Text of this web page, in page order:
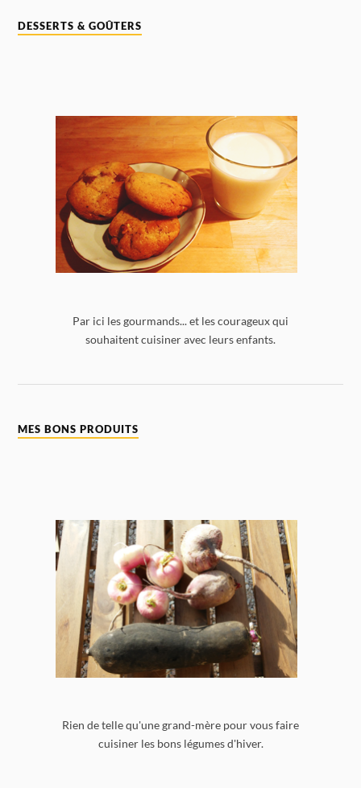
DESSERTS & GOÛTERS
Par ici les gourmands... et les courageux qui
souhaitent cuisiner avec leurs enfants.
MES BONS PRODUITS
Rien de telle qu'une grand-mère pour vous faire
cuisiner les bons légumes d'hiver.